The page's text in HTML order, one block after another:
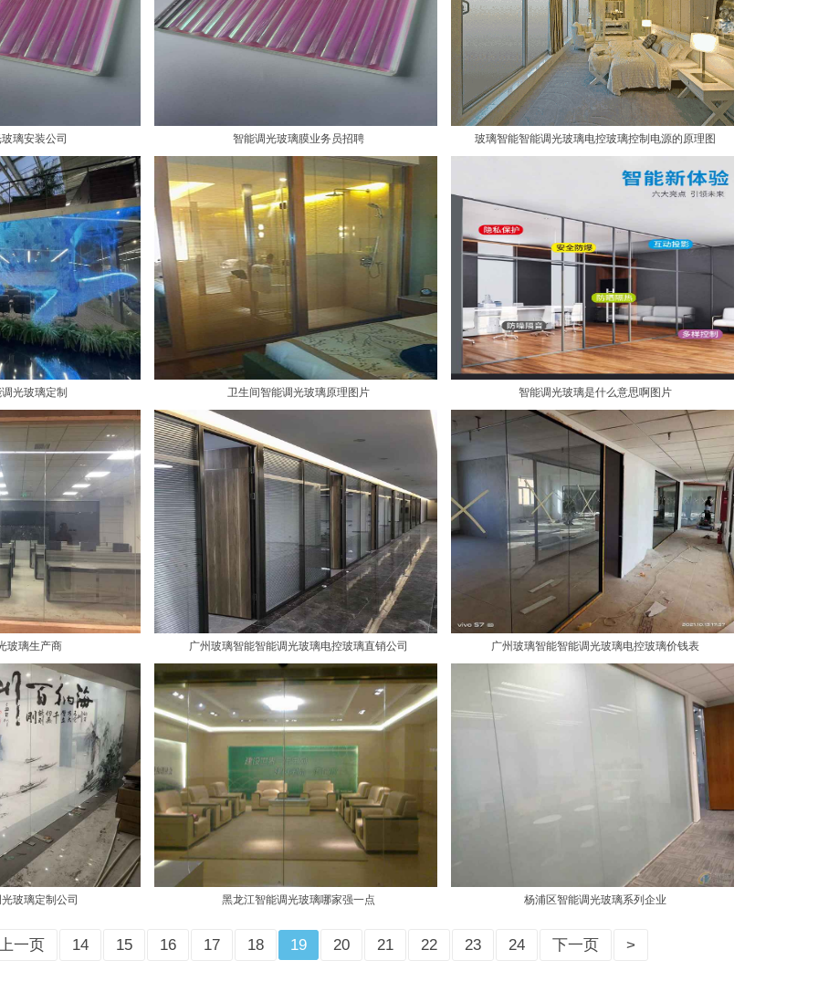
璃安装公司 智能调光玻璃膜业务员招聘 玻璃智能智能调光玻璃电控玻璃控制电源的原理图
光玻璃定制 卫生间智能调光玻璃原理图片 智能调光玻璃是什么意思啊图片
玻璃生产商 广州玻璃智能智能调光玻璃电控玻璃直销公司 广州玻璃智能智能调光玻璃电控玻璃价钱表
玻璃定制公司 黑龙江智能调光玻璃哪家强一点 杨浦区智能调光玻璃系列企业
一页 14 15 16 17 18 19 20 21 22 23 24 下一页 >